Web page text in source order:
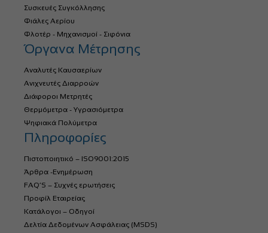
Συσκευές Συγκόλλησης
Φιάλες Αερίου
Φλοτέρ - Μηχανισμοί - Σιφόνια
Όργανα Μέτρησης
Αναλυτές Καυσαερίων
Ανιχνευτές Διαρροών
Διάφοροι Μετρητές
Θερμόμετρα - Υγρασιόμετρα
Ψηφιακά Πολύμετρα
Πληροφορίες
Πιστοποιητικό – ISO9001:2015
Άρθρα -Ενημέρωση
FAQ’S – Συχνές ερωτήσεις
Προφίλ Εταιρείας
Κατάλογοι – Οδηγοί
Δελτία Δεδομένων Ασφάλειας (MSDS)